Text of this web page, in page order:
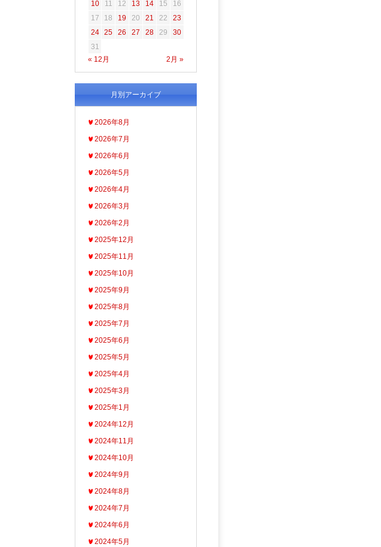
« 12月 2月 »
10
11 12 13 14 15
16
17
18 19 20 21 22
23
24
25 26 27 28 29
30
31
月別アーカイブ
2026年8月
2026年7月
2026年6月
2026年5月
2026年4月
2026年3月
2026年2月
2025年12月
2025年11月
2025年10月
2025年9月
2025年8月
2025年7月
2025年6月
2025年5月
2025年4月
2025年3月
2025年1月
2024年12月
2024年11月
2024年10月
2024年9月
2024年8月
2024年7月
2024年6月
2024年5月